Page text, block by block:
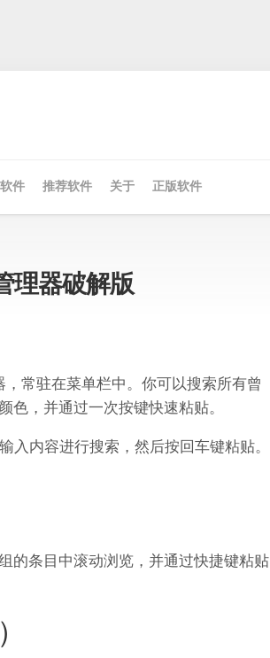
件 推荐软件 关于 正版软件
理器破解版
常驻在菜单栏中。你可以搜索所有曾
，并通过一次按键快速粘贴。
入内容进行搜索，然后按回车键粘贴。
的条目中滚动浏览，并通过快捷键粘贴